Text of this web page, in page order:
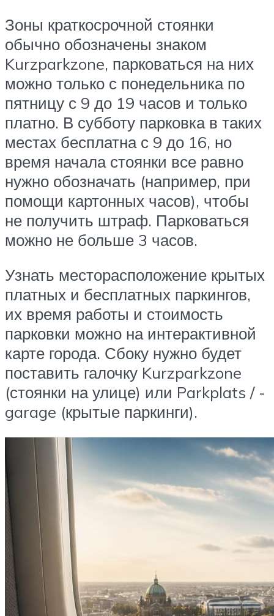
Зоны краткосрочной стоянки
обычно обозначены знаком
Kurzparkzone, парковаться на них
можно только с понедельника по
пятницу с 9 до 19 часов и только
платно. В субботу парковка в таких
местах бесплатна с 9 до 16, но
время начала стоянки все равно
нужно обозначать (например, при
помощи картонных часов), чтобы
не получить штраф. Парковаться
можно не больше 3 часов.
Узнать месторасположение крытых
платных и бесплатных паркингов,
их время работы и стоимость
парковки можно на интерактивной
карте города. Сбоку нужно будет
поставить галочку Kurzparkzone
(стоянки на улице) или Parkplats / -
garage (крытые паркинги).